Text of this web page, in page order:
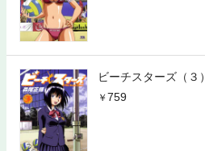
ビーチスターズ（３）
759